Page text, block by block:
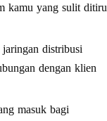
kamu yang sulit ditiru
distribusi
dengan klien
masuk bagi